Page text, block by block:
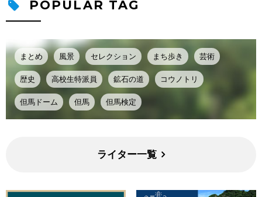
POPULAR TAG
まとめ 風景 セレクション まち歩き 芸術
歴史 高校生特派員 鉱石の道 コウノトリ
但馬ドーム 但馬 但馬検定
ライター一覧